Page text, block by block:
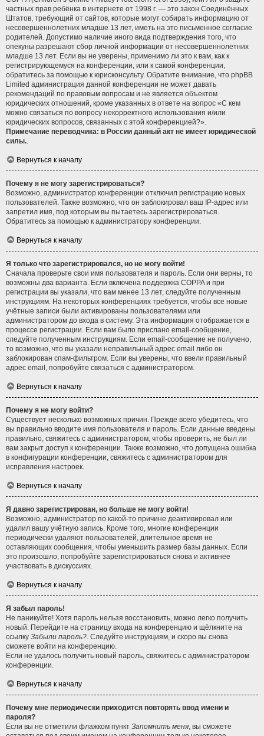
частных прав ребёнка в интернете от 1998 г. — это закон Соединённых
Штатов, требующий от сайтов, которые могут собирать информацию от
несовершеннолетних младше 13 лет, иметь на это письменное согласие
родителей. Допустимо наличие иного вида подтверждения того, что
опекуны разрешают сбор личной информации от несовершеннолетних
младше 13 лет. Если вы не уверены, применимо ли это к вам, как к
регистрирующемуся на конференции, или к самой конференции,
обратитесь за помощью к юрисконсульту. Обратите внимание, что phpBB
Limited администрация данной конференции не может давать
рекомендаций по правовым вопросам и не является объектом
юридических отношений, кроме указанных в ответе на вопрос «С кем
можно связаться по вопросу некорректного использования и/или
юридических вопросов, связанных с этой конференцией?».
Примечание переводчика: в России данный акт не имеет юридической
силы..
Вернуться к началу
Почему я не могу зарегистрироваться?
Возможно, администратор конференции отключил регистрацию новых
пользователей. Также возможно, что он заблокировал ваш IP-адрес или
запретил имя, под которым вы пытаетесь зарегистрироваться.
Обратитесь за помощью к администратору конференции.
Вернуться к началу
Я только что зарегистрировался, но не могу войти!
Сначала проверьте свои имя пользователя и пароль. Если они верны, то
возможны два варианта. Если включена поддержка COPPA и при
регистрации вы указали, что вам менее 13 лет, следуйте полученным
инструкциям. На некоторых конференциях требуется, чтобы все новые
учётные записи были активированы пользователями или
администратором до входа в систему. Эта информация отображается в
процессе регистрации. Если вам было прислано email-сообщение,
следуйте полученным инструкциям. Если email-сообщение не получено,
то возможно, что вы указали неправильный адрес email либо он
заблокирован спам-фильтром. Если вы уверены, что ввели правильный
адрес email, попробуйте связаться с администратором.
Вернуться к началу
Почему я не могу войти?
Существует несколько возможных причин. Прежде всего убедитесь, что
вы правильно вводите имя пользователя и пароль. Если данные введены
правильно, свяжитесь с администратором, чтобы проверить, не был ли
вам закрыт доступ к конференции. Также возможно, что допущена ошибка
в конфигурации конференции, свяжитесь с администратором для
исправления настроек.
Вернуться к началу
Я давно зарегистрирован, но больше не могу войти!
Возможно, администратор по какой-то причине деактивировал или
удалил вашу учётную запись. Кроме того, многие конференции
периодически удаляют пользователей, длительное время не
оставляющих сообщения, чтобы уменьшить размер базы данных. Если
это произошло, попробуйте зарегистрироваться снова и активнее
участвовать в дискуссиях.
Вернуться к началу
Я забыл пароль!
Не паникуйте! Хотя пароль нельзя восстановить, можно легко получить
новый. Перейдите на страницу входа на конференцию и щёлкните на
ссылку Забыли пароль?. Следуйте инструкциям, и скоро вы снова
сможете войти на конференцию.
Если не удалось получить новый пароль, свяжитесь с администратором
конференции.
Вернуться к началу
Почему мне периодически приходится повторять ввод имени и
пароля?
Если вы не отметили флажком пункт Запомнить меня, вы сможете